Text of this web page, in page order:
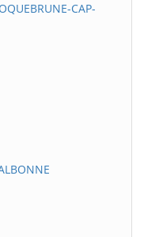
CAP-